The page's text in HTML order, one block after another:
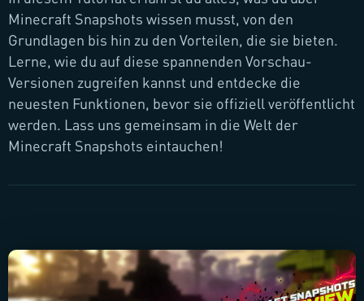
Minecraft Snapshots wissen musst, von den
Grundlagen bis hin zu den Vorteilen, die sie bieten.
Lerne, wie du auf diese spannenden Vorschau-
Versionen zugreifen kannst und entdecke die
neuesten Funktionen, bevor sie offiziell veröffentlicht
werden. Lass uns gemeinsam in die Welt der
Minecraft Snapshots eintauchen!